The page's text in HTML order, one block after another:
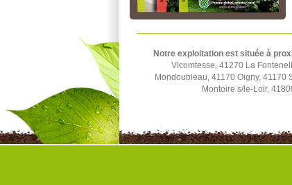
Notre exploitation est située à
Vicomtesse, 41270 La
Mondoubleau, 41170 Oigny, 41170
Montoire s/le-Loir,